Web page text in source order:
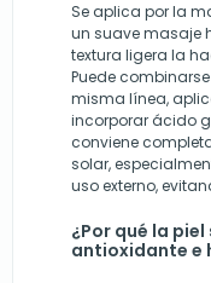
Se aplica por la
un suave masaje
textura ligera la
Puede
misma línea,
incorporar ácido
conviene
solar,
uso externo,
¿Por qué la
antioxidante e